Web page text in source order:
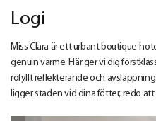
Logi
Miss Clara är ett urbant boutique-
genuin värme. Här ger vi dig
rofyllt reflekterande och
ligger staden vid dina fötter, redo att